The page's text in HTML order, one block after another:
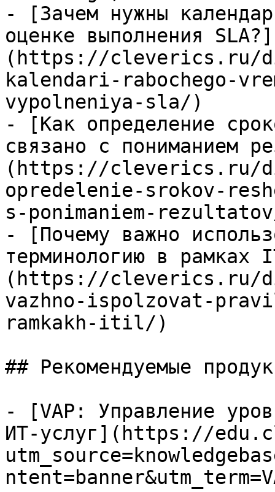
- [Зачем нужны
оценке выполнения SLA?]
(https://cleverics.ru/
kalendari-rabochego-
vypolneniya-sla/)
- [Как определение
связано с пониманием
(https://cleverics.ru/
opredelenie-srokov-
s-ponimaniem-
- [Почему важно
терминологию в рамках
(https://cleverics.ru/
vazhno-ispolzovat-
ramkakh-itil/)
## Рекомендуемые
- [VAP: Управление
ИТ-услуг](https://